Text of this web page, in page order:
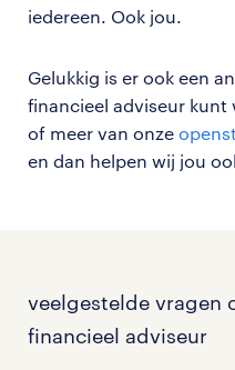
iedereen. Ook jou.
Gelukkig is er ook een
financieel adviseur kunt
of meer van onze
en dan helpen wij jou
veelgestelde vragen
financieel adviseur